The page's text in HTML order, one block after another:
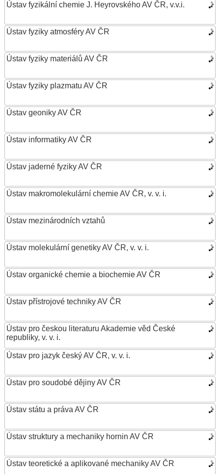
Ústav fyzikální chemie J. Heyrovského AV ČR, v.v.i.
Ústav fyziky atmosféry AV ČR
Ústav fyziky materiálů AV ČR
Ústav fyziky plazmatu AV ČR
Ústav geoniky AV ČR
Ústav informatiky AV ČR
Ústav jaderné fyziky AV ČR
Ústav makromolekulární chemie AV ČR, v. v. i.
Ústav mezinárodních vztahů
Ústav molekulární genetiky AV ČR, v. v. i.
Ústav organické chemie a biochemie AV ČR
Ústav přístrojové techniky AV ČR
Ústav pro českou literaturu Akademie věd České
republiky, v. v. i.
Ústav pro jazyk český AV ČR, v. v. i.
Ústav pro soudobé dějiny AV ČR
Ústav státu a práva AV ČR
Ústav struktury a mechaniky hornin AV ČR
Ústav teoretické a aplikované mechaniky AV ČR